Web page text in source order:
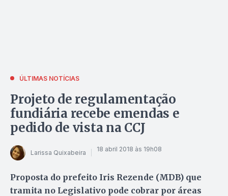
ÚLTIMAS NOTÍCIAS
Projeto de regulamentação
fundiária recebe emendas e
pedido de vista na CCJ
Larissa Quixabeira 18 abril 2018 às 19h08
Proposta do prefeito Iris Rezende (MDB) que
tramita no Legislativo pode cobrar por áreas